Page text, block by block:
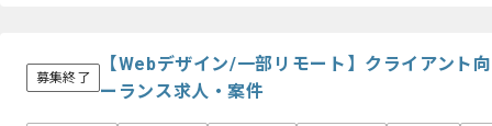
募集終了
【Webデザイン/一部リモート】クライアント
ーランス求人・案件